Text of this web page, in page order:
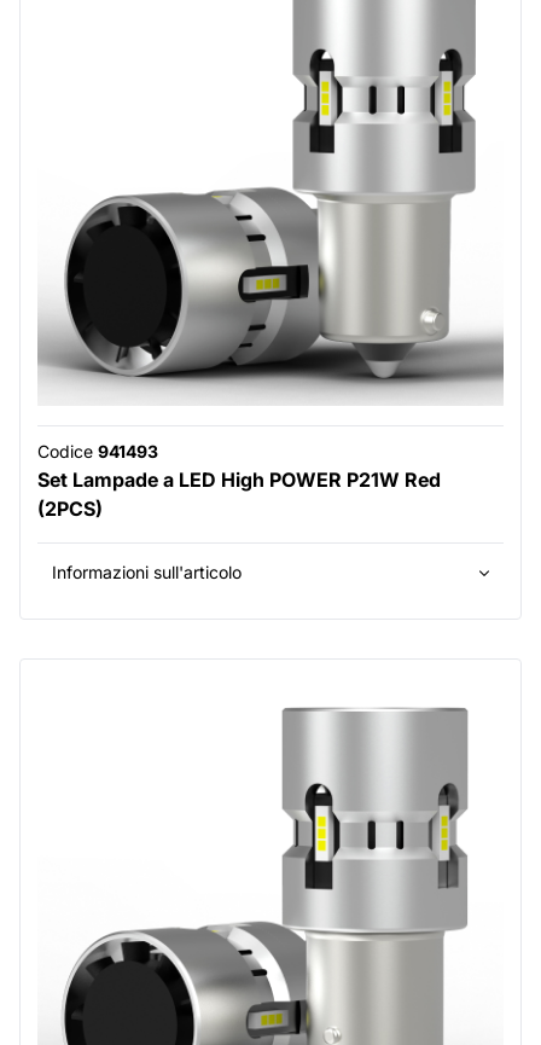
Codice 941493
Set Lampade a LED High POWER P21W Red
(2PCS)
Informazioni sull'articolo